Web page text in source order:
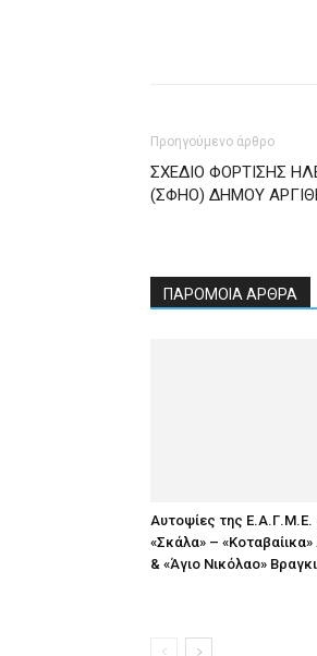
Προηγούμενο άρθρο
ΣΧΕΔΙΟ ΦΟΡΤΙΣΗΣ
(ΣΦΗΟ) ΔΗΜΟΥ
ΠΑΡΟΜΟΙΑ ΑΡΘΡΑ
Αυτοψίες της Ε.Α.Γ.Μ.Ε.
«Σκάλα» –
& «Άγιο Νικόλαο»